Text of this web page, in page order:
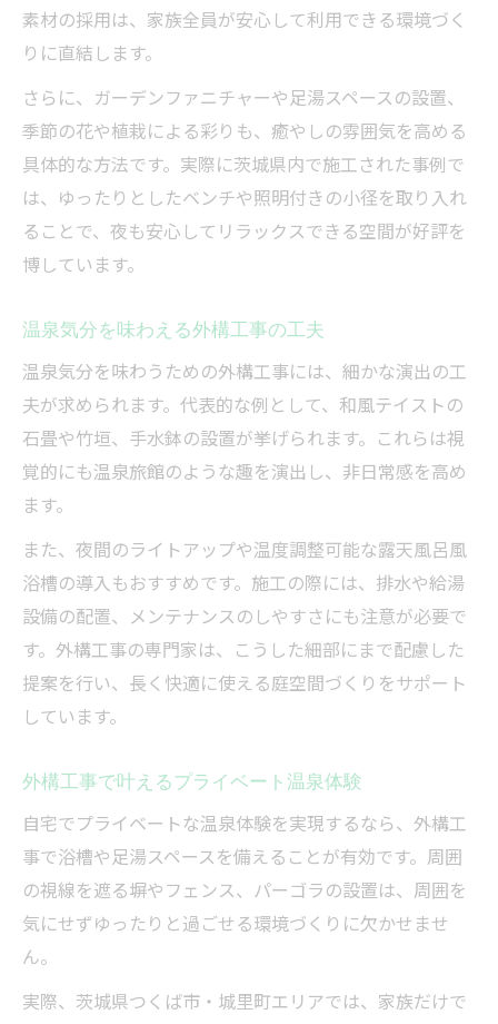
温泉の癒やしを自宅に外構工事で再現
外構工事の工夫で毎日が温泉気分に変わる
外構工事で簡単にできる温泉風庭の作り方
つくばや城里町で選ぶ外構工事アイデア集
外構工事で叶う温泉庭の人気アイデア集
つくばや周辺で注目の外構工事事例
地元で選ばれる外構工事の温泉風アイデア
外構工事で快適な温泉風空間を作るヒント
外構工事の実例に学ぶ温泉庭づくりの工夫
素材の採用は、家族全員が安心して利用できる環境づく
りに直結します。
さらに、ガーデンファニチャーや足湯スペースの設置、
季節の花や植栽による彩りも、癒やしの雰囲気を高める
具体的な方法です。実際に茨城県内で施工された事例で
は、ゆったりとしたベンチや照明付きの小径を取り入れ
ることで、夜も安心してリラックスできる空間が好評を
博しています。
温泉気分を味わえる外構工事の工夫
温泉気分を味わうための外構工事には、細かな演出の工
夫が求められます。代表的な例として、和風テイストの
石畳や竹垣、手水鉢の設置が挙げられます。これらは視
覚的にも温泉旅館のような趣を演出し、非日常感を高め
ます。
また、夜間のライトアップや温度調整可能な露天風呂風
浴槽の導入もおすすめです。施工の際には、排水や給湯
設備の配置、メンテナンスのしやすさにも注意が必要で
す。外構工事の専門家は、こうした細部にまで配慮した
提案を行い、長く快適に使える庭空間づくりをサポート
しています。
外構工事で叶えるプライベート温泉体験
自宅でプライベートな温泉体験を実現するなら、外構工
事で浴槽や足湯スペースを備えることが有効です。周囲
の視線を遮る塀やフェンス、パーゴラの設置は、周囲を
気にせずゆったりと過ごせる環境づくりに欠かせませ
ん。
実際、茨城県つくば市・城里町エリアでは、家族だけで